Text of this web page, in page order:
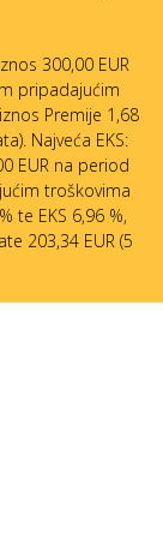
300,00 EUR
pripadajućim
Premije 1,68
Najveća EKS:
EUR na period
troškovima
te EKS 6,96 %,
203,34 EUR (5